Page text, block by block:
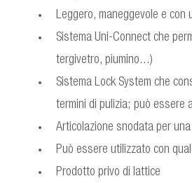
Leggero, maneggevole e con
Sistema Uni-Connect che
tergivetro, piumino...)
Sistema Lock System che
termini di pulizia; può essere
Articolazione snodata per
Può essere utilizzato con
Prodotto privo di lattice